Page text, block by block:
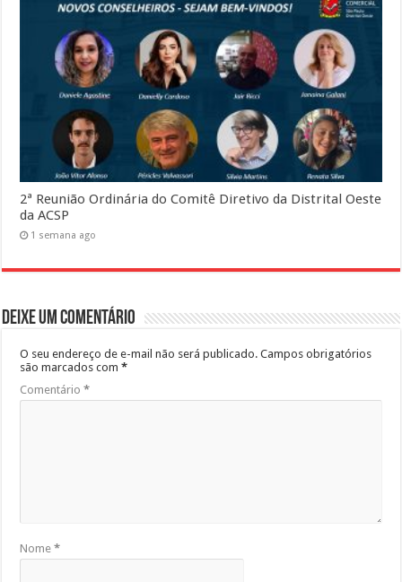
2ª Reunião Ordinária do Comitê Diretivo da Distrital Oeste
da ACSP
1 semana ago
Deixe um comentário
O seu endereço de e-mail não será publicado. Campos obrigatórios
são marcados com*
Comentário*
Nome*